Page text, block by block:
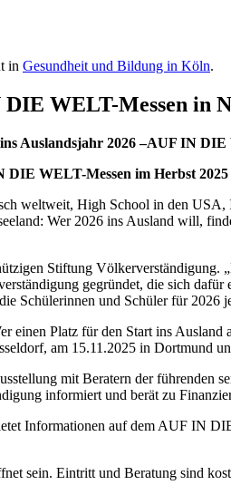
in Gesundheit und Bildung in Köln.
DIE WELT-Messen in
Auslandsjahr 2026 –AUF IN
DIE WELT-Messen im Herbst
weltweit, High School in den
Wer 2026 ins Ausland will,
Stiftung Völkerverständigung.
gegründet, die sich
Schülerinnen und Schüler für
einen Platz für den Start ins
am 15.11.2025 in Dortmund
mit Beratern der führenden
informiert und berät zu
Informationen auf dem AUF IN
sein. Eintritt und Beratung sind